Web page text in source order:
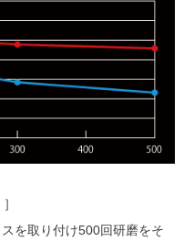
を取り付け500回研磨をそ